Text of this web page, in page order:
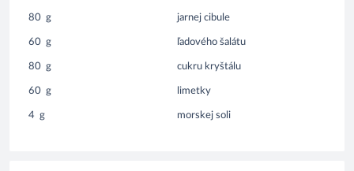
80 g jarnej cibule
60 g ľadového šalátu
80 g cukru kryštálu
60 g limetky
4 g morskej soli